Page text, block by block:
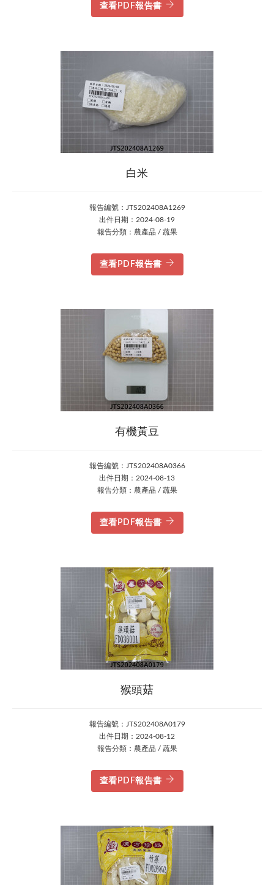
查看PDF報告書
白米
報告編號：JTS202408A1269
出件日期：2024-08-19
報告分類：農產品 / 蔬果
查看PDF報告書
有機黃豆
報告編號：JTS202408A0366
出件日期：2024-08-13
報告分類：農產品 / 蔬果
查看PDF報告書
猴頭菇
報告編號：JTS202408A0179
出件日期：2024-08-12
報告分類：農產品 / 蔬果
查看PDF報告書